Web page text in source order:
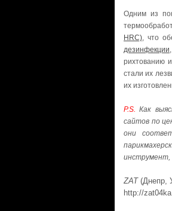
Одним из
HRC), что
дезинфекции,
рихтованию
стали их
их
P.S. Как
сайтов по
они
инструмент,
ZAT (Днепр,
http://